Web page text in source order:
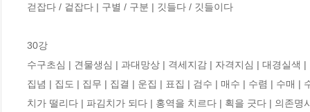
걷잡다 / 겉잡다 | 구별 / 구분 | 깃들다 / 깃들이다
30강
수구초심 | 견물생심 | 과대망상 | 격세지감 | 자격지심 | 대경실
집념 | 집도 | 집무 | 집결 | 운집 | 표집 | 검수 | 매수 | 수렴 | 수매 |
치가 떨리다 | 파김치가 되다 | 홍역을 치르다 | 획을 긋다 | 의존